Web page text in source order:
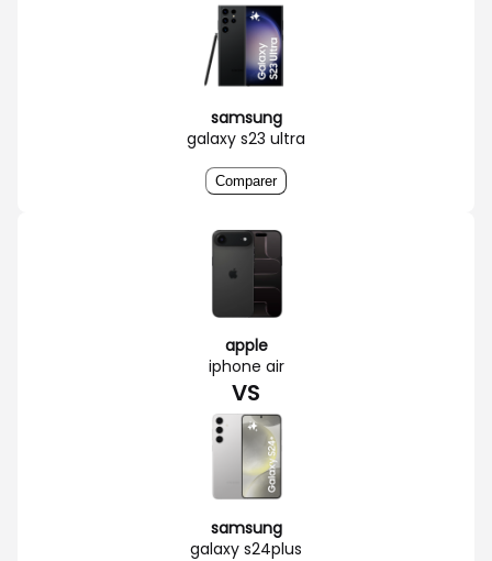
samsung
galaxy s23 ultra
Comparer
apple
iphone air
VS
samsung
galaxy s24plus